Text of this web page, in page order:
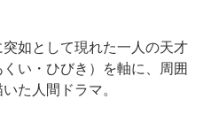
如として現れた一人の天才
い・ひびき）を軸に、周囲
た人間ドラマ。